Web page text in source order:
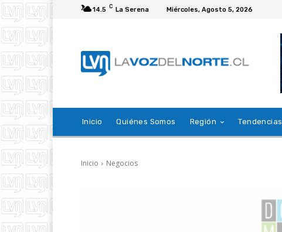
14.5 C La Serena Miércoles, Agosto 5, 2026
Inicio Quiénes Somos Región Tendencias
Inicio Negocios